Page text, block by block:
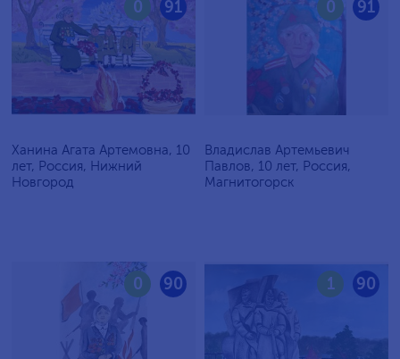
91
0
Ханина Агата Артемовна, 10
лет, Россия, Нижний
Новгород
91
0
Владислав Артемьевич
Павлов, 10 лет, Россия,
Магнитогорск
90
0 90
1